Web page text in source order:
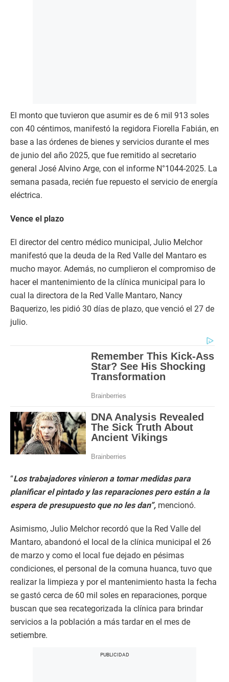
El monto que tuvieron que asumir es de 6 mil 913 soles
con 40 céntimos, manifestó la regidora Fiorella Fabián, en
base a las órdenes de bienes y servicios durante el mes
de junio del año 2025, que fue remitido al secretario
general José Alvino Arge, con el informe N°1044-2025. La
semana pasada, recién fue repuesto el servicio de energía
eléctrica.
Vence el plazo
El director del centro médico municipal, Julio Melchor
manifestó que la deuda de la Red Valle del Mantaro es
mucho mayor. Además, no cumplieron el compromiso de
hacer el mantenimiento de la clínica municipal para lo
cual la directora de la Red Valle Mantaro, Nancy
Baquerizo, les pidió 30 días de plazo, que venció el 27 de
julio.
“Los trabajadores vinieron a tomar medidas para
planificar el pintado y las reparaciones pero están a la
espera de presupuesto que no les dan”, mencionó.
Asimismo, Julio Melchor recordó que la Red Valle del
Mantaro, abandonó el local de la clínica municipal el 26
de marzo y como el local fue dejado en pésimas
condiciones, el personal de la comuna huanca, tuvo que
realizar la limpieza y por el mantenimiento hasta la fecha
se gastó cerca de 60 mil soles en reparaciones, porque
buscan que sea recategorizada la clínica para brindar
servicios a la población a más tardar en el mes de
setiembre.